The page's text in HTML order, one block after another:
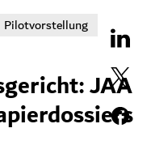
Pilotvorstellung
JAA